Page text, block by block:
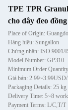
TPE TPR
cho dây đeo
Place of Origin:
Hàng hiệu: Sungallon
Chứng nhận: ISO 9001/
Model Number: GP310
Minimum Order
Giá bán:
Packaging Details: 25
Delivery Time: 5~8
Payment Terms: L/C,T/T